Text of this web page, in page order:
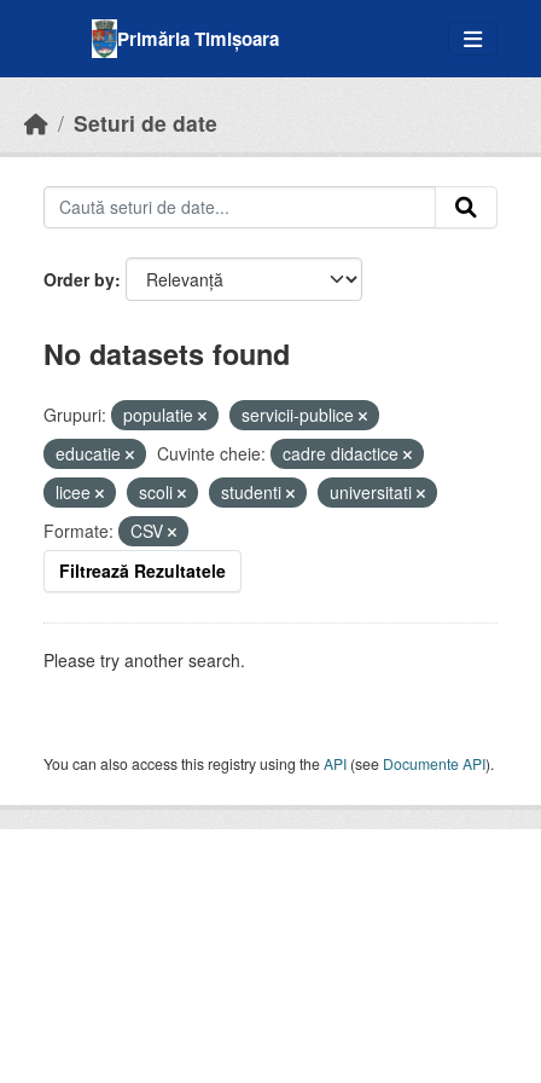
Primăria Timișoara
Seturi de date
Order by
No datasets found
Grupuri: populatie
servicii-publice
educatie
Cuvinte cheie:
cadre didactice
licee
scoli studenti
universitati
Formate:
CSV
Filtrează Rezultatele
Please try another search.
You can also access this registry using theAPI (see Documente API).